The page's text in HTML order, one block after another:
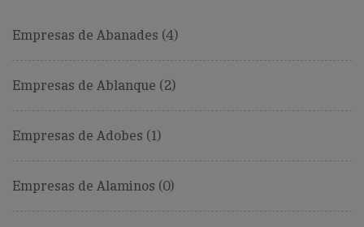
Empresas de Abanades (4)
Empresas de Ablanque (2)
Empresas de Adobes (1)
Empresas de Alaminos (0)